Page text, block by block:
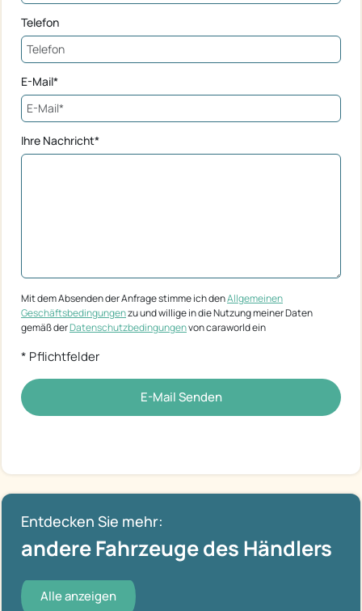
Telefon
E-Mail*
Ihre Nachricht*
Mit dem Absenden der Anfrage stimme ich denAllgemeinen
Geschäftsbedingungenzu und willige in die Nutzung meiner Daten
gemäß derDatenschutzbedingungenvon caraworld ein
* Pflichtfelder
E-Mail Senden
Entdecken Sie mehr:
andere Fahrzeuge des Händlers
Alle anzeigen